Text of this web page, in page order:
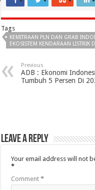
Tags
KEMITRAAN PLN DAN GRAB
EKOSISTEM KENDARAAN LISTRIK
Previous
ADB : Ekonomi
Tumbuh 5 Persen Di
Leave a Reply
Your email address will not
*
Comment*